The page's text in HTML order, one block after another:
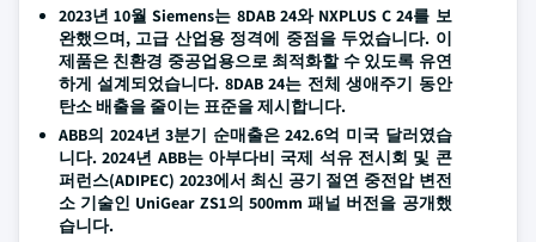
2023년 10월 Siemens는 8DAB 24와 NXPLUS C 24를 보
완했으며, 고급 산업용 정격에 중점을 두었습니다. 이
제품은 친환경 중공업용으로 최적화할 수 있도록 유연
하게 설계되었습니다. 8DAB 24는 전체 생애주기 동안
탄소 배출을 줄이는 표준을 제시합니다.
ABB의 2024년 3분기 순매출은 242.6억 미국 달러였습
니다. 2024년 ABB는 아부다비 국제 석유 전시회 및 콘
퍼런스(ADIPEC) 2023에서 최신 공기 절연 중전압 변전
소 기술인 UniGear ZS1의 500mm 패널 버전을 공개했
습니다.